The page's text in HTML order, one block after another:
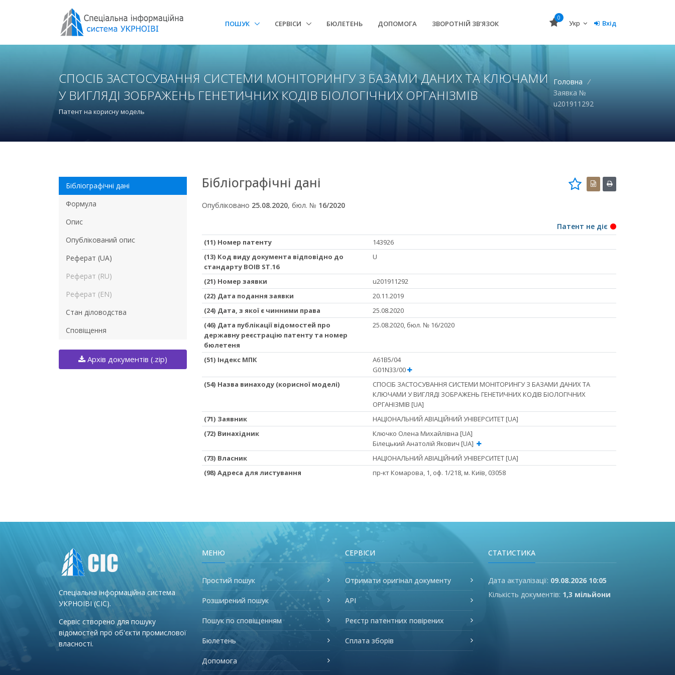
ПОШУК СЕРВІСИ БЮЛЕТЕНЬ ДОПОМОГА ЗВОРОТНІЙ ЗВ'ЯЗОК
0
Укр Вхід
СПОСІБ ЗАСТОСУВАННЯ СИСТЕМИ МОНІТОРИНГУ З БАЗАМИ ДАНИХ ТА КЛЮЧАМИ
У ВИГЛЯДІ ЗОБРАЖЕНЬ ГЕНЕТИЧНИХ КОДІВ БІОЛОГІЧНИХ ОРГАНІЗМІВ
Патент на корисну модель
Головна /
Заявка №
u201911292
Бібліографічні дані
Формула
Опис
Опублікований опис
Реферат (UA)
Реферат (RU)
Реферат (EN)
Стан діловодства
Сповіщення
Архів документів (.zip)
Бібліографічні дані
Опубліковано 25.08.2020, бюл. № 16/2020
Патент не діє
(11) Номер патенту
143926
(13) Код виду документа відповідно до
стандарту ВОІВ ST.16
U
(21) Номер заявки
u201911292
(22) Дата подання заявки
20.11.2019
(24) Дата, з якої є чинними права
25.08.2020
(46) Дата публікації відомостей про
державну реєстрацію патенту та номер
бюлетеня
25.08.2020, бюл. № 16/2020
(51) Iндекс МПК
A61B5/04
G01N33/00
(54) Назва винаходу (корисної моделі)
СПОСІБ ЗАСТОСУВАННЯ СИСТЕМИ МОНІТОРИНГУ З БАЗАМИ ДАНИХ ТА
КЛЮЧАМИ У ВИГЛЯДІ ЗОБРАЖЕНЬ ГЕНЕТИЧНИХ КОДІВ БІОЛОГІЧНИХ
ОРГАНІЗМІВ [UA]
(71) Заявник
НАЦІОНАЛЬНИЙ АВІАЦІЙНИЙ УНІВЕРСИТЕТ [UA]
(72) Винахідник
Ключко Олена Михайлівна [UA]
Білецький Анатолій Якович [UA]
(73) Власник
НАЦІОНАЛЬНИЙ АВІАЦІЙНИЙ УНІВЕРСИТЕТ [UA]
(98) Адреса для листування
пр-кт Комарова, 1, оф. 1/218, м. Київ, 03058
Спеціальна інформаційна система
УКРНОІВІ (СІС).
Сервіс створено для пошуку
відомостей про об'єкти промислової
власності.
МЕНЮ
Простий пошук
Розширений пошук
Пошук по сповіщенням
Бюлетень
Допомога
СЕРВІСИ
Отримати оригінал документу
API
Реєстр патентних повірених
Сплата зборів
СТАТИСТИКА
Дата актуалізації: 09.08.2026 10:05
Кількість документів: 1,3 мільйони